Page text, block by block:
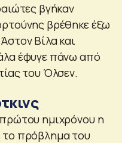
βγήκαν
βρέθηκε έξω
Βίλα και
έφυγε πάνω από
του Όλσεν.
ημιχρόνου η
το πρόβλημα του